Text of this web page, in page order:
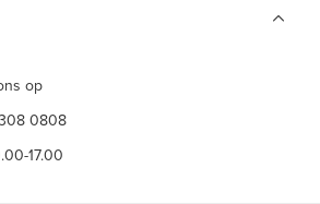
op
0808
17.00